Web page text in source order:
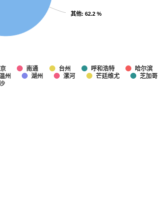
其他: 62.2 %
其他: 62.2 %
南通 台州 呼和浩特
哈尔滨
州 湖州 漯河 芒廷维尤
芝加哥